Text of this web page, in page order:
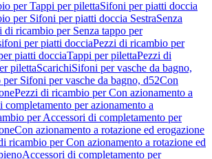
per Tappi per pilettaSifoni per piatti doccia
per Sifoni per piatti doccia SestraSenza
di ricambio per Senza tappo per
per piatti docciaPezzi di ricambio per
piatti docciaTappi per pilettaPezzi di
pilettaScarichiSifoni per vasche da bagno,
Sifoni per vasche da bagno, d52Con
Pezzi di ricambio per Con azionamento a
completamento per azionamento a
per Accessori di completamento per
Con azionamento a rotazione ed erogazione
ricambio per Con azionamento a rotazione ed
Accessori di completamento per